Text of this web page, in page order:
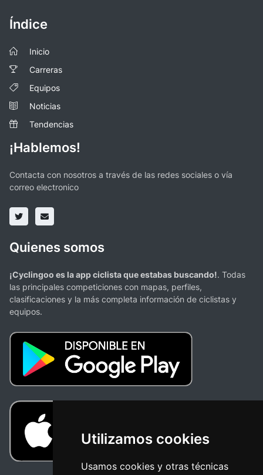
Utilizamos cookies
Usamos cookies y otras técnicas
Índice
Inicio
Carreras
Equipos
Noticias
Tendencias
¡Hablemos!
Contacta con nosotros a través de las redes sociales o vía
correo electronico
Quienes somos
¡Cyclingoo es la app ciclista que estabas buscando!. Todas
las principales competiciones con mapas, perfiles,
clasificaciones y la más completa información de ciclistas y
equipos.